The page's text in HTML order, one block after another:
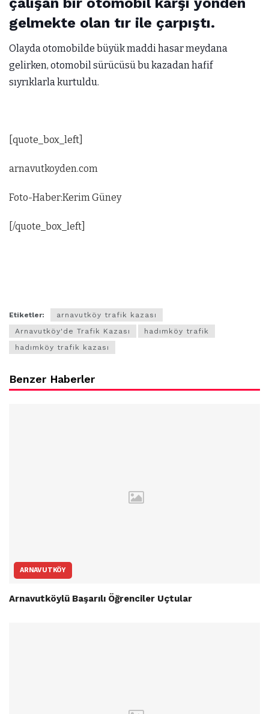
gelmekte olan tır ile çarpıştı.
Olayda otomobilde büyük maddi hasar meydana
gelirken, otomobil sürücüsü bu kazadan hafif
sıyrıklarla kurtuldu.
[quote_box_left]
arnavutkoyden.com
Foto-Haber:Kerim Güney
[/quote_box_left]
Etiketler:
arnavutköy trafik kazası
Arnavutköy'de Trafik Kazası
hadımköy trafik
hadımköy trafik kazası
Benzer Haberler
ARNAVUTKÖY
Arnavutköylü Başarılı Öğrenciler Uçtular